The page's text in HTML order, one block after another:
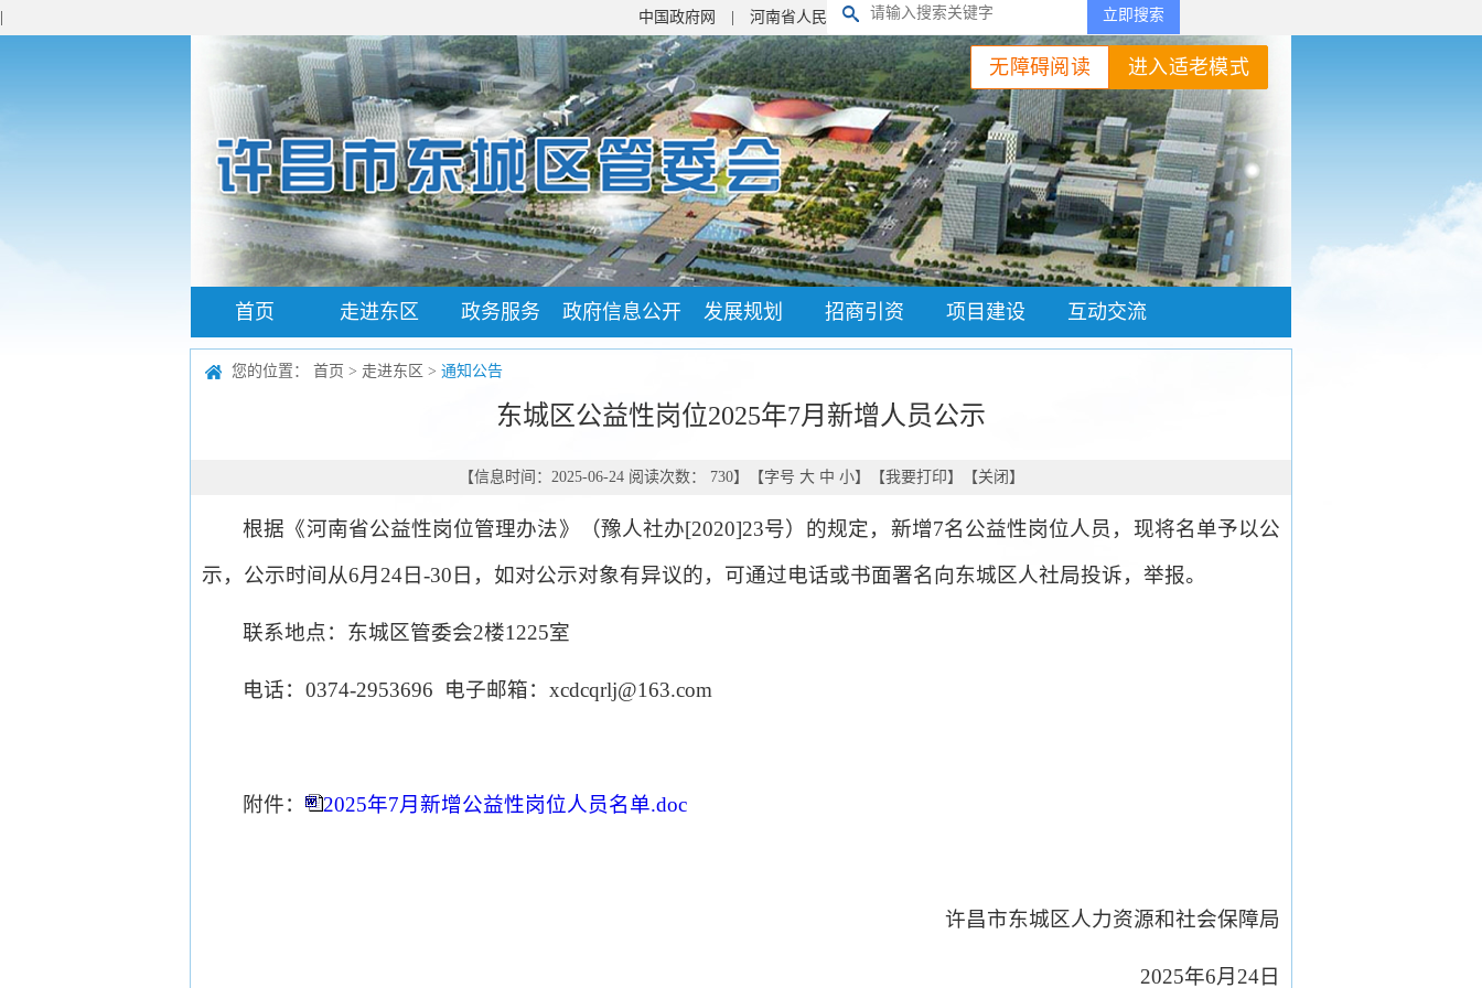
进入适老模式
无障碍阅读
中国政府网 河南省人民政府门户网|繁體版| 立即搜索
首页 走进东区 政务服务 政府信息公开 发展规划 招商引资 项目建设 互动交流
您的位置： 首页 > 走进东区 > 通知公告
东城区公益性岗位2025年7月新增人员公示
【信息时间：2025-06-24 阅读次数： 730】【字号 大 中 小】【我要打印】【关闭 】
根据《河南省公益性岗位管理办法》（豫人社办[2020]23号）的规定，新增7名公益性岗位人员，现将名单予以公
示，公示时间从6月24日-30日，如对公示对象有异议的，可通过电话或书面署名向东城区人社局投诉，举报。
联系地点：东城区管委会2楼1225室
电话：0374-2953696 电子邮箱：xcdcqrlj@163.com
附件： 2025年7月新增公益性岗位人员名单.doc
许昌市东城区人力资源和社会保障局
2025年6月24日